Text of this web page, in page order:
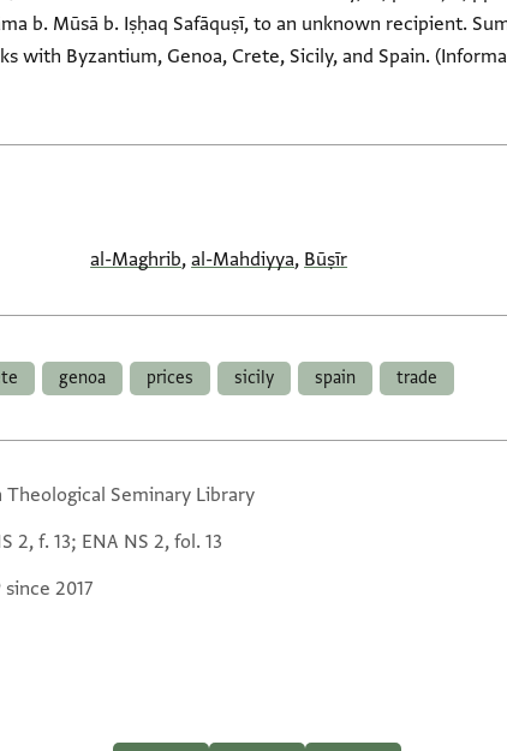
b. Mūsā b. Iṣḥaq Safāquṣī, to an unknown recipient.
with Byzantium, Genoa, Crete, Sicily, and Spain.
al-Maghrib,al-Mahdiyya, Būṣīr
genoa prices sicily spain trade
Theological Seminary Library
2, f. 13; ENA NS 2, fol. 13
since 2017